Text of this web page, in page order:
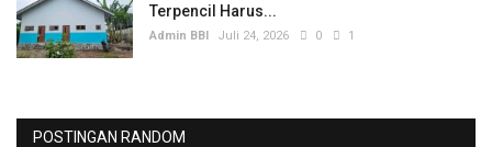
Terpencil Harus...
Admin BBI Juli 24, 2026 0 1
POSTINGAN RANDOM